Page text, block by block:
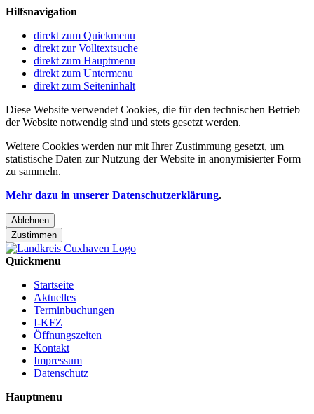
Hilfsnavigation
direkt zum Quickmenu
direkt zur Volltextsuche
direkt zum Hauptmenu
direkt zum Untermenu
direkt zum Seiteninhalt
Diese Website verwendet Cookies, die für den technischen Betrieb
der Website notwendig sind und stets gesetzt werden.
Weitere Cookies werden nur mit Ihrer Zustimmung gesetzt, um
statistische Daten zur Nutzung der Website in anonymisierter Form
zu sammeln.
Mehr dazu in unserer Datenschutzerklärung.
Ablehnen
Zustimmen
Quickmenu
Startseite
Aktuelles
Terminbuchungen
I-KFZ
Öffnungszeiten
Kontakt
Impressum
Datenschutz
Hauptmenu